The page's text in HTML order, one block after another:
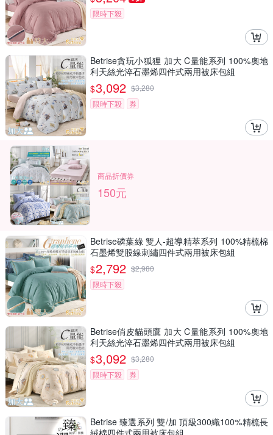
限時下殺
Betrise貪玩小狐狸 加大 C量能系列 100%奧地
利天絲光淬石墨烯四件式兩用被床包組
$3,092 $3,280
限時下殺
券
商品折價券
150元
Betrise磷葉綠 雙人-超導精萃系列 100%精梳棉
石墨烯雙股線刺繡四件式兩用被床包組
$2,792 $2,980
限時下殺
Betrise俏皮貓頭鷹 加大 C量能系列 100%奧地
利天絲光淬石墨烯四件式兩用被床包組
$3,092 $3,280
限時下殺
券
Betrise 臻選系列 雙/加 頂級300織100%精梳長